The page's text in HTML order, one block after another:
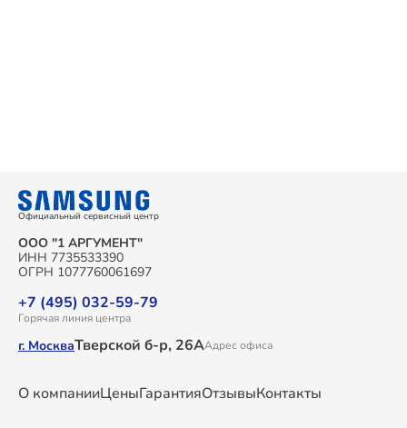
Официальный сервисный центр
ООО "1 АРГУМЕНТ"
ИНН 7735533390
ОГРН 1077760061697
+7 (495) 032-59-79
Горячая линия центра
г. МоскваТверской б-р, 26ААдрес офиса
О компанииЦеныГарантияОтзывыКонтакты